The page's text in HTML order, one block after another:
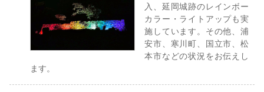
入、延岡城跡のレインボー
カラー・ライトアップも実
施しています。その他、浦
安市、寒川町、国立市、松
本市などの状況をお伝えし
ます。